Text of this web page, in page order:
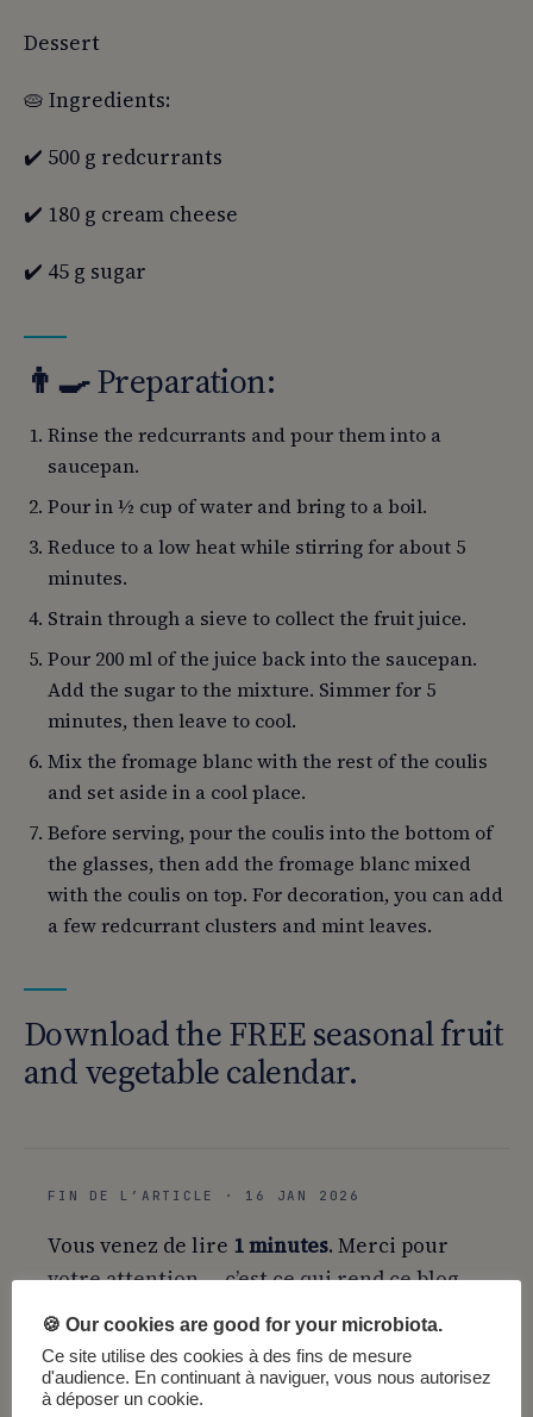
Dessert
🥧 Ingredients:
✔️ 500 g redcurrants
✔️ 180 g cream cheese
✔️ 45 g sugar
👨‍🍳Preparation:
Rinse the redcurrants and pour them into a
saucepan.
Pour in ½ cup of water and bring to a boil.
Reduce to a low heat while stirring for about 5
minutes.
Strain through a sieve to collect the fruit juice.
Pour 200 ml of the juice back into the saucepan.
Add the sugar to the mixture. Simmer for 5
minutes, then leave to cool.
Mix the fromage blanc with the rest of the coulis
and set aside in a cool place.
Before serving, pour the coulis into the bottom of
the glasses, then add the fromage blanc mixed
with the coulis on top. For decoration, you can add
a few redcurrant clusters and mint leaves.
Download the FREE seasonal fruit
and vegetable calendar.
FIN DE L’ARTICLE · 16 JAN 2026
Vous venez de lire 1 minutes. Merci pour
votre attention — c’est ce qui rend ce blog
possible.
Sauvegarder Partager
🍪 Our cookies are good for your microbiota.
Ce site utilise des cookies à des fins de mesure
d'audience. En continuant à naviguer, vous nous autorisez
à déposer un cookie.